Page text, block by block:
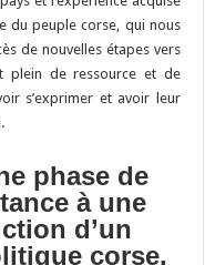
du peuple corse, qui nous
de nouvelles étapes vers
plein de ressource et de
s’exprimer et avoir leur
phase de
à une
d’un
corse.